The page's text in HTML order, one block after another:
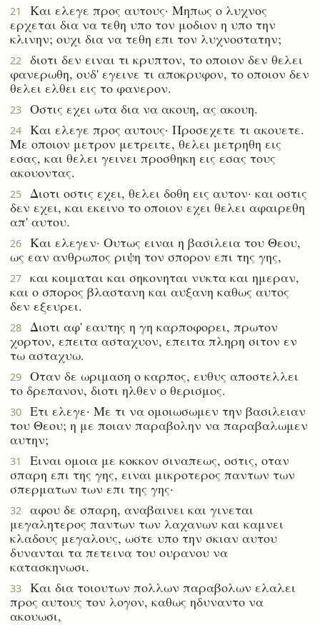
21
Και ελεγε προς αυτους· Μηπως ο λυχνος
ερχεται δια να τεθη υπο τον μοδιον η υπο την
κλινην; ουχι δια να τεθη επι τον λυχνοστατην;
22
διοτι δεν ειναι τι κρυπτον, το οποιον δεν θελει
φανερωθη, ουδ' εγεινε τι αποκρυφον, το οποιον δεν
θελει ελθει εις το φανερον.
23 Οστις εχει ωτα δια να ακουη, ας ακουη.
24
Και ελεγε προς αυτους· Προσεχετε τι ακουετε.
Με οποιον μετρον μετρειτε, θελει μετρηθη εις
εσας, και θελει γεινει προσθηκη εις εσας τους
ακουοντας.
25
Διοτι οστις εχει, θελει δοθη εις αυτον· και οστις
δεν εχει, και εκεινο το οποιον εχει θελει αφαιρεθη
απ' αυτου.
26
Και ελεγεν· Ουτως ειναι η βασιλεια του Θεου,
ως εαν ανθρωπος ριψη τον σπορον επι της γης,
27
και κοιμαται και σηκονηται νυκτα και ημεραν,
και ο σπορος βλαστανη και αυξανη καθως αυτος
δεν εξευρει.
28
Διοτι αφ' εαυτης η γη καρποφορει, πρωτον
χορτον, επειτα ασταχυον, επειτα πληρη σιτον εν
τω ασταχυω.
29
Οταν δε ωριμαση ο καρπος, ευθυς αποστελλει
το δρεπανον, διοτι ηλθεν ο θερισμος.
30
Ετι ελεγε· Με τι να ομοιωσωμεν την βασιλειαν
του Θεου; η με ποιαν παραβολην να παραβαλωμεν
αυτην;
31
Ειναι ομοια με κοκκον σιναπεως, οστις, οταν
σπαρη επι της γης, ειναι μικροτερος παντων των
σπερματων των επι της γης·
32
αφου δε σπαρη, αναβαινει και γινεται
μεγαλητερος παντων των λαχανων και καμνει
κλαδους μεγαλους, ωστε υπο την σκιαν αυτου
δυνανται τα πετεινα του ουρανου να
κατασκηνωσι.
33
Και δια τοιουτων πολλων παραβολων ελαλει
προς αυτους τον λογον, καθως ηδυναντο να
ακουωσι,